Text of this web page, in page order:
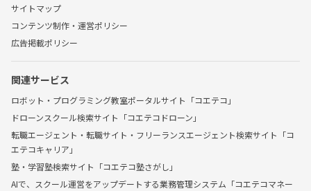
サイトマップ
コンテンツ制作・運営ポリシー
広告掲載ポリシー
関連サービス
ロボット・プログラミング教室ポータルサイト「コエテコ」
ドローンスクール検索サイト「コエテコドローン」
転職エージェント・転職サイト・フリーランスエージェント検索サイト「コ
エテコキャリア」
塾・学習塾検索サイト「コエテコ塾さがし」
AIで、スクール運営をアップデートする業務管理システム「コエテコマネー